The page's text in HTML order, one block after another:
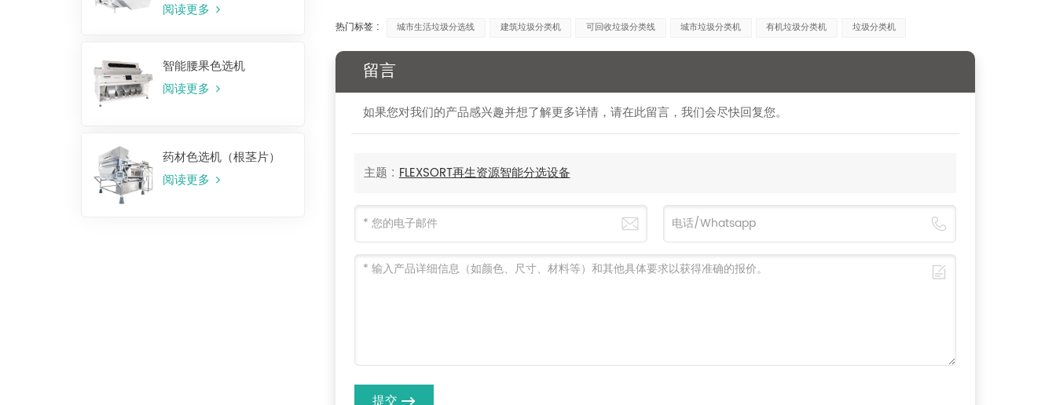
阅读更多
智能腰果色选机
阅读更多
药材色选机（根茎片）
阅读更多
热门标签 : 城市生活垃圾分选线 建筑垃圾分类机 可回收垃圾分类线 城市垃圾分类机 有机垃圾分类机 垃圾分类机
留言
如果您对我们的产品感兴趣并想了解更多详情，请在此留言，我们会尽快回复您。
主题 :FLEXSORT再生资源智能分选设备